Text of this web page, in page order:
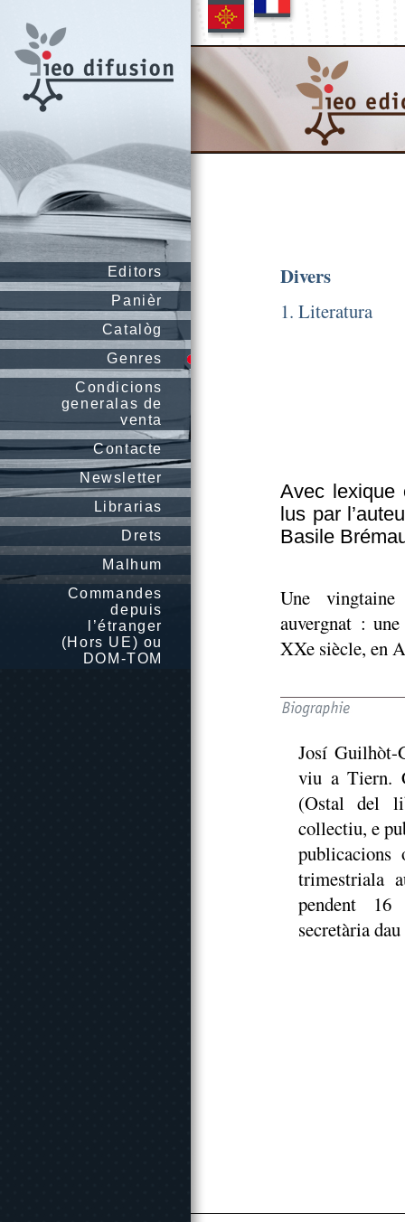
Editors
Panièr
Catalòg
Genres
Condicions
generalas de
venta
Contacte
Newsletter
Librarias
Drets
Malhum
Commandes
depuis
l’étranger
(Hors UE) ou
DOM-TOM
Divers
1. Literatura
Avec lexique
lus par
Basile
Une
auvergnat :
XXe siècle, en
Josí Guilhòt-
viu a Tiern.
(Ostal del
collectiu, e
publicacions
trimestriala
pendent 16
secretària